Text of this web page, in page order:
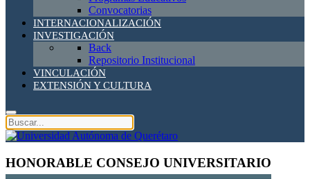
Convocatorias
INTERNACIONALIZACIÓN
INVESTIGACIÓN
Back
Repositorio Institucional
VINCULACIÓN
EXTENSIÓN Y CULTURA
HONORABLE CONSEJO UNIVERSITARIO